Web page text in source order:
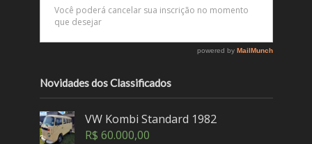
Novidades dos Classificados
VW Kombi Standard 1982
R$ 60.000,00